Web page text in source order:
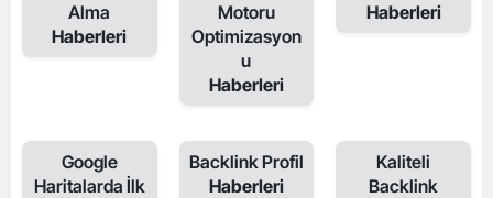
Alma
Haberleri
Motoru
Optimizasyon
u
Haberleri
Haberleri
Google
Haritalarda İlk
Backlink Profil
Haberleri
Kaliteli
Backlink